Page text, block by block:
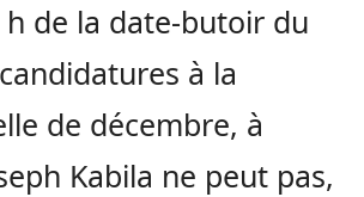
de la date-butoir du
à la
de décembre, à
Kabila ne peut pas,